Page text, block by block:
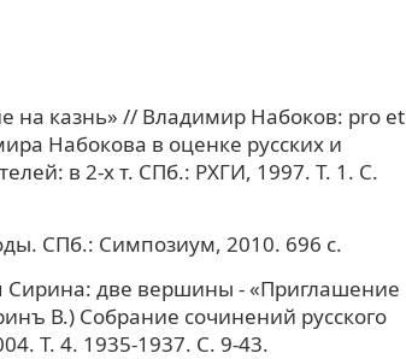
казнь» // Владимир Набоков: pro et
Набокова в оценке русских и
в 2-х т. СПб.: РХГИ, 1997. Т. 1. С.
СПб.: Симпозиум, 2010. 696 с.
две вершины - «Приглашение
В.) Собрание сочинений русского
Т. 4. 1935-1937. С. 9-43.